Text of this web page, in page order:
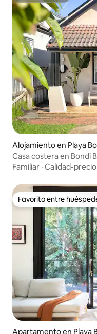
Alojamiento en Playa
Casa costera en Bondi
privada)
Familiar · Calidad-precio
Favorito entre
Favorito entre
Apartamento en Playa